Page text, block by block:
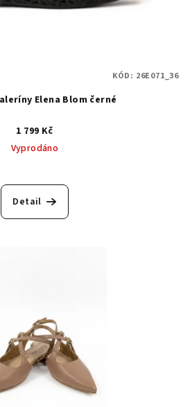
Elena Blom černé
1 799 Kč
Vyprodáno
Detail
KÓD: 26E071_36